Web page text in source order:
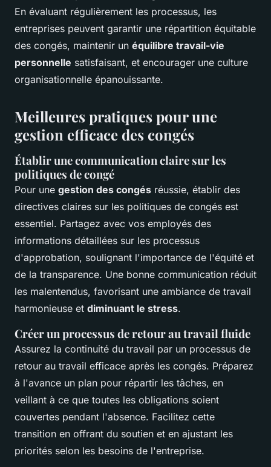
En évaluant régulièrement les processus, les
entreprises peuvent garantir une répartition équitable
des congés, maintenir un équilibre travail-vie
personnelle satisfaisant, et encourager une culture
organisationnelle épanouissante.
Meilleures pratiques pour une
gestion efficace des congés
Établir une communication claire sur les
politiques de congé
Pour une gestion des congés réussie, établir des
directives claires sur les politiques de congés est
essentiel. Partagez avec vos employés des
informations détaillées sur les processus
d'approbation, soulignant l'importance de l'équité et
de la transparence. Une bonne communication réduit
les malentendus, favorisant une ambiance de travail
harmonieuse et diminuant le stress.
Créer un processus de retour au travail fluide
Assurez la continuité du travail par un processus de
retour au travail efficace après les congés. Préparez
à l'avance un plan pour répartir les tâches, en
veillant à ce que toutes les obligations soient
couvertes pendant l'absence. Facilitez cette
transition en offrant du soutien et en ajustant les
priorités selon les besoins de l'entreprise.